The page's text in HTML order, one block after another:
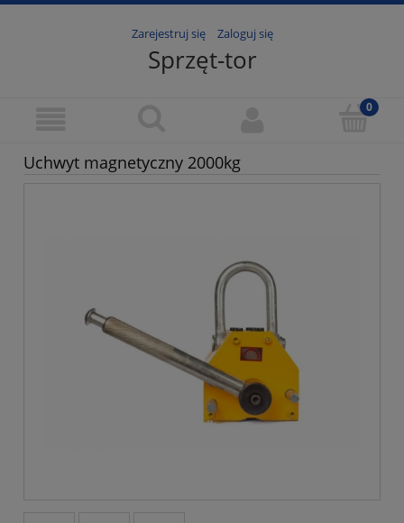
Zarejestruj się Zaloguj się
Sprzęt-tor
Uchwyt magnetyczny 2000kg